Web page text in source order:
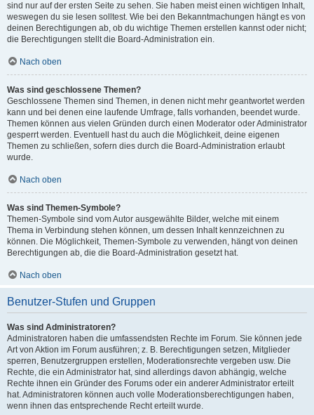
sind nur auf der ersten Seite zu sehen. Sie haben meist einen wichtigen Inhalt,
weswegen du sie lesen solltest. Wie bei den Bekanntmachungen hängt es von
deinen Berechtigungen ab, ob du wichtige Themen erstellen kannst oder nicht;
die Berechtigungen stellt die Board-Administration ein.
Nach oben
Was sind geschlossene Themen?
Geschlossene Themen sind Themen, in denen nicht mehr geantwortet werden
kann und bei denen eine laufende Umfrage, falls vorhanden, beendet wurde.
Themen können aus vielen Gründen durch einen Moderator oder Administrator
gesperrt werden. Eventuell hast du auch die Möglichkeit, deine eigenen
Themen zu schließen, sofern dies durch die Board-Administration erlaubt
wurde.
Nach oben
Was sind Themen-Symbole?
Themen-Symbole sind vom Autor ausgewählte Bilder, welche mit einem
Thema in Verbindung stehen können, um dessen Inhalt kennzeichnen zu
können. Die Möglichkeit, Themen-Symbole zu verwenden, hängt von deinen
Berechtigungen ab, die die Board-Administration gesetzt hat.
Nach oben
Benutzer-Stufen und Gruppen
Was sind Administratoren?
Administratoren haben die umfassendsten Rechte im Forum. Sie können jede
Art von Aktion im Forum ausführen; z. B. Berechtigungen setzen, Mitglieder
sperren, Benutzergruppen erstellen, Moderationsrechte vergeben usw. Die
Rechte, die ein Administrator hat, sind allerdings davon abhängig, welche
Rechte ihnen ein Gründer des Forums oder ein anderer Administrator erteilt
hat. Administratoren können auch volle Moderationsberechtigungen haben,
wenn ihnen das entsprechende Recht erteilt wurde.